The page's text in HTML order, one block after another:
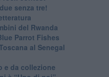
senza tre!
del Rwanda
Parrot Fishes
al Senegal
e da collezione